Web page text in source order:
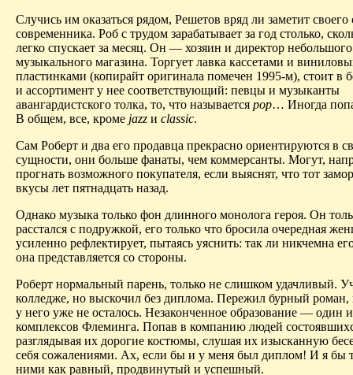
Случись им оказаться рядом, Решетов вряд ли заметит своего
современника. Роб с трудом зарабатывает за год столько,
легко спускает за месяц. Он — хозяин и директор небольшого
музыкального магазина. Торгует лавка кассетами и
пластинками (копирайт оригинала помечен 1995-м), стоит в
и ассортимент у нее соответствующий: певцы и музыканты
авангардистского толка, то, что называется pop… Иногда
В общем, все, кроме jazz и classic.
Сам Роберт и два его продавца прекрасно ориентируются в
сущности, они больше фанаты, чем коммерсанты. Могут,
прогнать возможного покупателя, если выяснят, что тот
вкусы лет пятнадцать назад.
Однако музыка только фон длинного монолога героя. Он
расстался с подружкой, его только что бросила очередная
усиленно рефлектирует, пытаясь уяснить: так ли никчемна
она представляется со стороны.
Роберт нормальный парень, только не слишком удачливый.
колледже, но выскочил без диплома. Пережил бурный роман,
у него уже не осталось. Незаконченное образование — один
комплексов Флеминга. Попав в компанию людей
разглядывая их дорогие костюмы, слушая их изысканную
себя сожалениями. Ах, если бы и у меня был диплом! И я бы
ними как равный, продвинутый и успешный.